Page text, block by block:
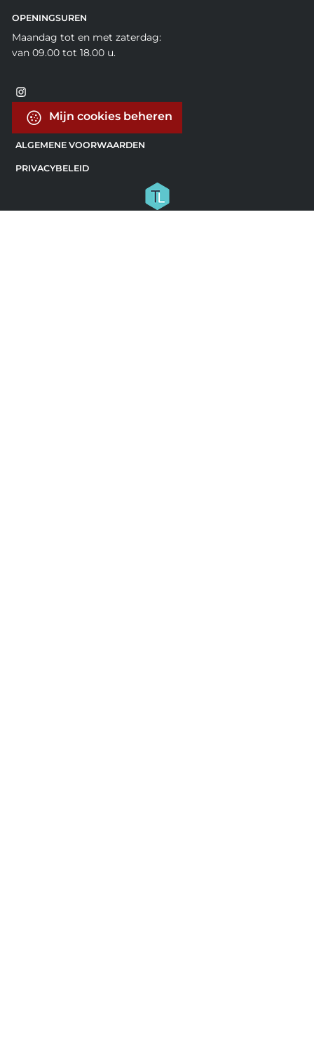
OPENINGSUREN
Maandag tot en met zaterdag:
van 09.00 tot 18.00 u.
Mijn cookies beheren
ALGEMENE VOORWAARDEN
PRIVACYBELEID